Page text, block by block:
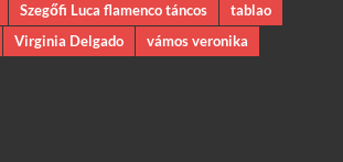
Szegőfi Luca flamenco táncos
tablao
Virginia Delgado vámos veronika